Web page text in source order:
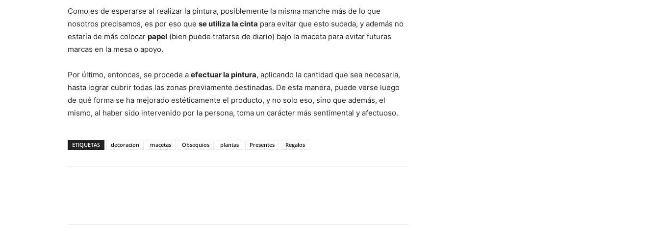
Como es de esperarse al realizar la pintura, posiblemente la misma manche más de lo que
nosotros precisamos, es por eso que se utiliza la cinta para evitar que esto suceda, y además no
estaría de más colocar papel (bien puede tratarse de diario) bajo la maceta para evitar futuras
marcas en la mesa o apoyo.
Por último, entonces, se procede a efectuar la pintura, aplicando la cantidad que sea necesaria,
hasta lograr cubrir todas las zonas previamente destinadas. De esta manera, puede verse luego
de qué forma se ha mejorado estéticamente el producto, y no solo eso, sino que además, el
mismo, al haber sido intervenido por la persona, toma un carácter más sentimental y afectuoso.
ETIQUETAS decoracion macetas Obsequios plantas Presentes Regalos